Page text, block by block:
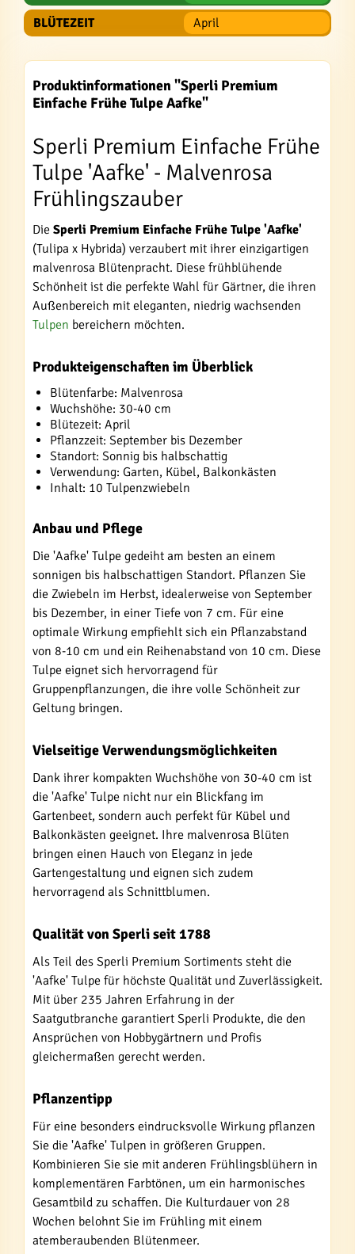
BLÜTEZEIT
April
Produktinformationen "Sperli Premium
Einfache Frühe Tulpe Aafke"
Sperli Premium Einfache Frühe
Tulpe 'Aafke' - Malvenrosa
Frühlingszauber
Die Sperli Premium Einfache Frühe Tulpe 'Aafke'
(Tulipa x Hybrida) verzaubert mit ihrer einzigartigen
malvenrosa Blütenpracht. Diese frühblühende
Schönheit ist die perfekte Wahl für Gärtner, die ihren
Außenbereich mit eleganten, niedrig wachsenden
Tulpen bereichern möchten.
Produkteigenschaften im Überblick
Blütenfarbe: Malvenrosa
Wuchshöhe: 30-40 cm
Blütezeit: April
Pflanzzeit: September bis Dezember
Standort: Sonnig bis halbschattig
Verwendung: Garten, Kübel, Balkonkästen
Inhalt: 10 Tulpenzwiebeln
Anbau und Pflege
Die 'Aafke' Tulpe gedeiht am besten an einem
sonnigen bis halbschattigen Standort. Pflanzen Sie
die Zwiebeln im Herbst, idealerweise von September
bis Dezember, in einer Tiefe von 7 cm. Für eine
optimale Wirkung empfiehlt sich ein Pflanzabstand
von 8-10 cm und ein Reihenabstand von 10 cm. Diese
Tulpe eignet sich hervorragend für
Gruppenpflanzungen, die ihre volle Schönheit zur
Geltung bringen.
Vielseitige Verwendungsmöglichkeiten
Dank ihrer kompakten Wuchshöhe von 30-40 cm ist
die 'Aafke' Tulpe nicht nur ein Blickfang im
Gartenbeet, sondern auch perfekt für Kübel und
Balkonkästen geeignet. Ihre malvenrosa Blüten
bringen einen Hauch von Eleganz in jede
Gartengestaltung und eignen sich zudem
hervorragend als Schnittblumen.
Qualität von Sperli seit 1788
Als Teil des Sperli Premium Sortiments steht die
'Aafke' Tulpe für höchste Qualität und Zuverlässigkeit.
Mit über 235 Jahren Erfahrung in der
Saatgutbranche garantiert Sperli Produkte, die den
Ansprüchen von Hobbygärtnern und Profis
gleichermaßen gerecht werden.
Pflanzentipp
Für eine besonders eindrucksvolle Wirkung pflanzen
Sie die 'Aafke' Tulpen in größeren Gruppen.
Kombinieren Sie sie mit anderen Frühlingsblühern in
komplementären Farbtönen, um ein harmonisches
Gesamtbild zu schaffen. Die Kulturdauer von 28
Wochen belohnt Sie im Frühling mit einem
atemberaubenden Blütenmeer.